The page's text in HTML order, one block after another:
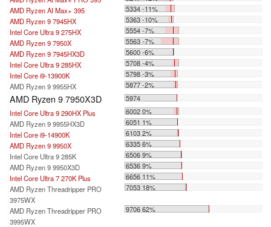
AMD Ryzen AI Max+ 395
5334 -11%
AMD Ryzen 9 7945HX
5363 -10%
Intel Core Ultra 9 275HX
5554 -7%
AMD Ryzen 9 7950X
5563 -7%
AMD Ryzen 9 7945HX3D
5600 -6%
Intel Core Ultra 9 285HX
5708 -4%
Intel Core i9-13900K
5798 -3%
AMD Ryzen 9 9955HX
5877 -2%
AMD Ryzen 9 7950X3D
5974
Intel Core Ultra 9 290HX Plus
6002 0%
AMD Ryzen 9 9955HX3D
6051 1%
Intel Core i9-14900K
6103 2%
AMD Ryzen 9 9950X
6335 6%
Intel Core Ultra 9 285K
6506 9%
AMD Ryzen 9 9950X3D
6536 9%
Intel Core Ultra 7 270K Plus
6656 11%
AMD Ryzen Threadripper PRO
3975WX
7053 18%
AMD Ryzen Threadripper PRO
3995WX
9706 62%